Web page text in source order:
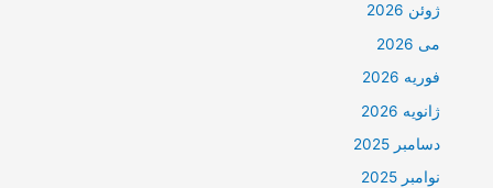
ژوئن 2026
می 2026
فوریه 2026
ژانویه 2026
دسامبر 2025
نوامبر 2025